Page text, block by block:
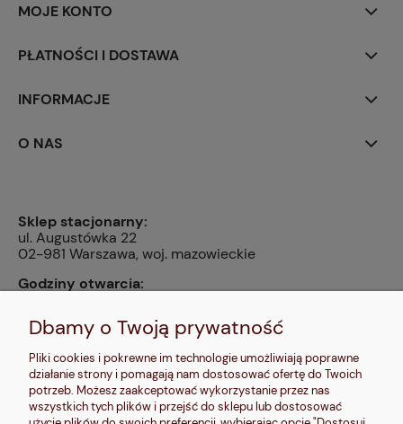
MOJE KONTO
PŁATNOŚCI I DOSTAWA
INFORMACJE
O NAS
Sklep stacjonarny:
ul. Augustówka 22
02-981 Warszawa, woj. mazowieckie
Godziny otwarcia:
13:00, nd: nieczynne
604 680 566,
kontakt@makalele.pl;makalele@poczta.fm
Adres rejestrowy:
Dbamy o Twoją prywatność
Pliki cookies i pokrewne im technologie umożliwiają poprawne
działanie strony i pomagają nam dostosować ofertę do Twoich
potrzeb. Możesz zaakceptować wykorzystanie przez nas
wszystkich tych plików i przejść do sklepu lub dostosować